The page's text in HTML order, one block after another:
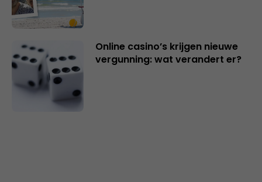
Online casino’s krijgen nieuwe
vergunning: wat verandert er?